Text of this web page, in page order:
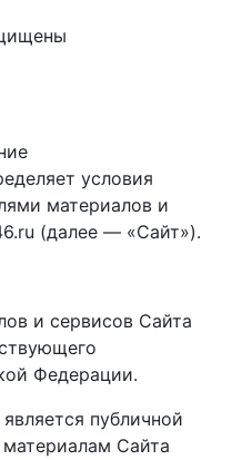
условия
материалов и
(далее — «Сайт»).
и сервисов Сайта
Федерации.
публичной
Сайта